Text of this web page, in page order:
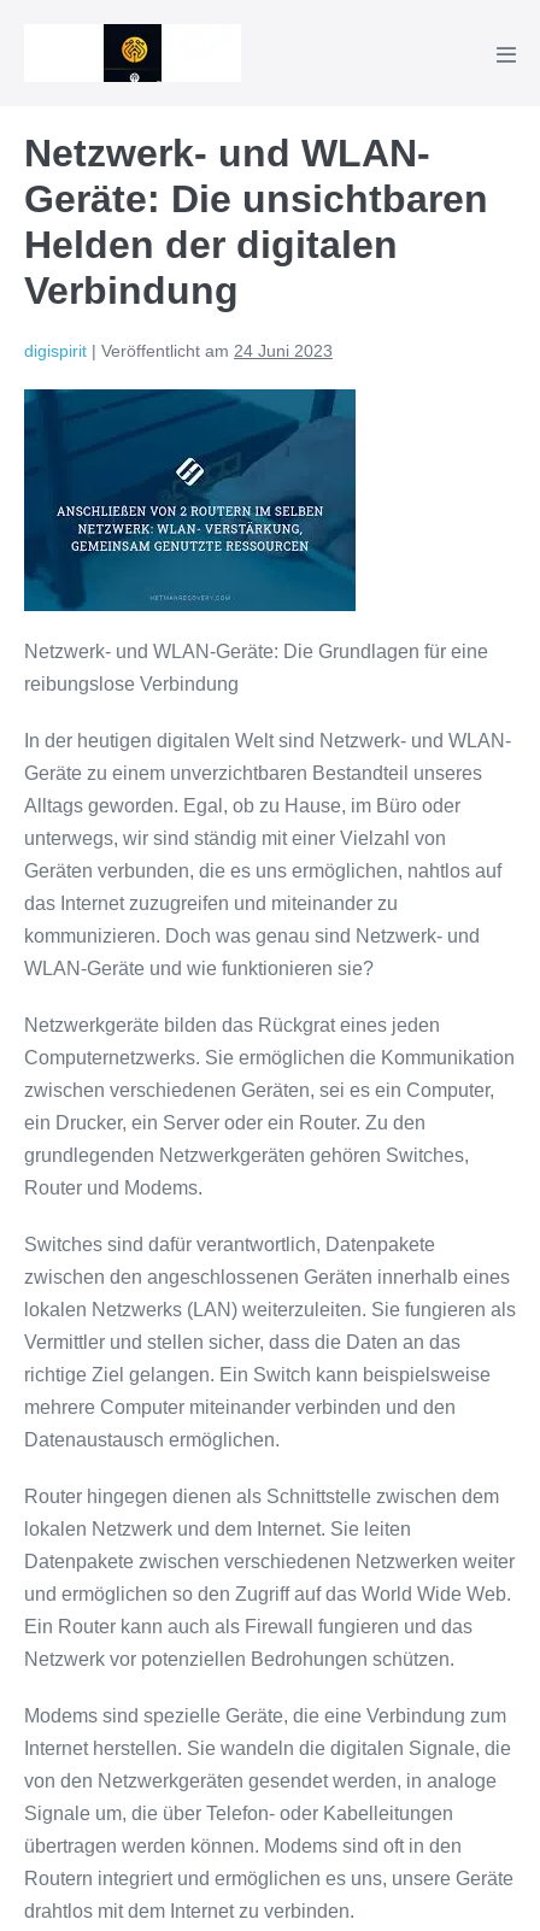
Netzwerk- und WLAN-
Geräte: Die unsichtbaren
Helden der digitalen
Verbindung
digispirit | Veröffentlicht am 24 Juni 2023
Netzwerk- und WLAN-Geräte: Die Grundlagen für eine
reibungslose Verbindung
In der heutigen digitalen Welt sind Netzwerk- und WLAN-
Geräte zu einem unverzichtbaren Bestandteil unseres
Alltags geworden. Egal, ob zu Hause, im Büro oder
unterwegs, wir sind ständig mit einer Vielzahl von
Geräten verbunden, die es uns ermöglichen, nahtlos auf
das Internet zuzugreifen und miteinander zu
kommunizieren. Doch was genau sind Netzwerk- und
WLAN-Geräte und wie funktionieren sie?
Netzwerkgeräte bilden das Rückgrat eines jeden
Computernetzwerks. Sie ermöglichen die Kommunikation
zwischen verschiedenen Geräten, sei es ein Computer,
ein Drucker, ein Server oder ein Router. Zu den
grundlegenden Netzwerkgeräten gehören Switches,
Router und Modems.
Switches sind dafür verantwortlich, Datenpakete
zwischen den angeschlossenen Geräten innerhalb eines
lokalen Netzwerks (LAN) weiterzuleiten. Sie fungieren als
Vermittler und stellen sicher, dass die Daten an das
richtige Ziel gelangen. Ein Switch kann beispielsweise
mehrere Computer miteinander verbinden und den
Datenaustausch ermöglichen.
Router hingegen dienen als Schnittstelle zwischen dem
lokalen Netzwerk und dem Internet. Sie leiten
Datenpakete zwischen verschiedenen Netzwerken weiter
und ermöglichen so den Zugriff auf das World Wide Web.
Ein Router kann auch als Firewall fungieren und das
Netzwerk vor potenziellen Bedrohungen schützen.
Modems sind spezielle Geräte, die eine Verbindung zum
Internet herstellen. Sie wandeln die digitalen Signale, die
von den Netzwerkgeräten gesendet werden, in analoge
Signale um, die über Telefon- oder Kabelleitungen
übertragen werden können. Modems sind oft in den
Routern integriert und ermöglichen es uns, unsere Geräte
drahtlos mit dem Internet zu verbinden.